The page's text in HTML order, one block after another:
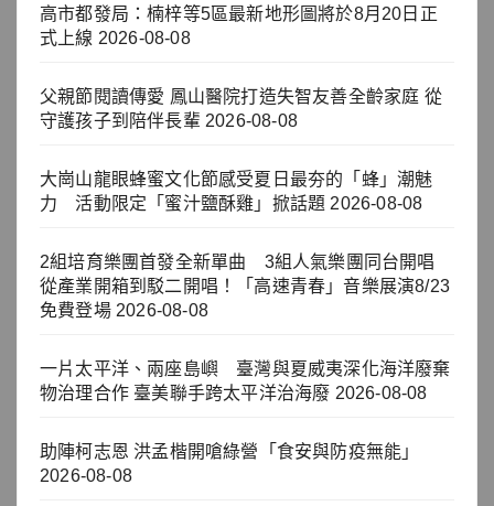
高市都發局：楠梓等5區最新地形圖將於8月20日正
式上線 2026-08-08
父親節閱讀傳愛 鳳山醫院打造失智友善全齡家庭 從
守護孩子到陪伴長輩 2026-08-08
大崗山龍眼蜂蜜文化節感受夏日最夯的「蜂」潮魅
力 活動限定「蜜汁鹽酥雞」掀話題 2026-08-08
2組培育樂團首發全新單曲 3組人氣樂團同台開唱
從產業開箱到駁二開唱！「高速青春」音樂展演8/23
免費登場 2026-08-08
一片太平洋、兩座島嶼 臺灣與夏威夷深化海洋廢棄
物治理合作 臺美聯手跨太平洋治海廢 2026-08-08
助陣柯志恩 洪孟楷開嗆綠營「食安與防疫無能」
2026-08-08